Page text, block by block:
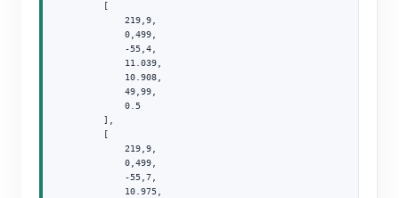
        [
            219,9,
            0,499,
            -55,4,
            11.039,
            10.908,
            49,99,
            0.5
        ],
        [
            219,9,
            0,499,
            -55,7,
            10.975,